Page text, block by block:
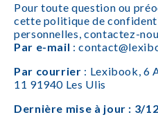
Pour toute question ou
cette politique de
personnelles, contactez-
Par e-mail :
Par courrier : Lexibook, 6
11 91940 Les Ulis
Dernière mise à jour : 3/